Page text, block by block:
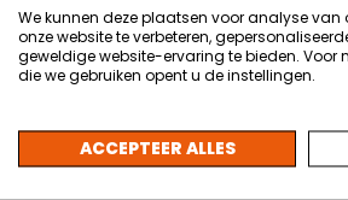
Op 7 mei kwamen
thema: Samen
We kunnen deze plaatsen voor analyse van
onze website te verbeteren,
geweldige website-ervaring te bieden. Voor
die we gebruiken opent u de instellingen.
ACCEPTEER ALLES